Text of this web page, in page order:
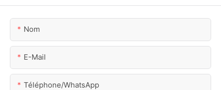
Nom
E-Mail
Téléphone/WhatsApp